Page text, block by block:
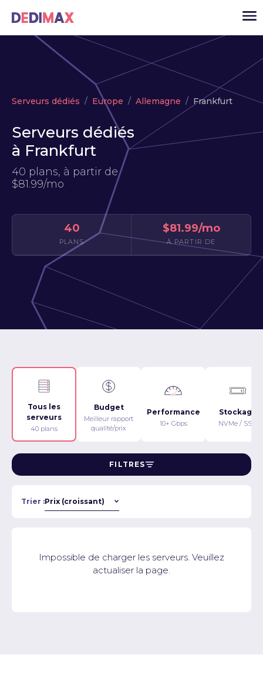
VPS
Serveurs dédiés
USD▾
MON ESPACE
Serveurs dédiés Europe Allemagne Frankfurt
Serveurs dédiés
à Frankfurt
40 plans, à partir de
$81.99/mo
40
PLANS
$81.99/mo
À PARTIR DE
Tous les
serveurs
40 plans
Budget
Meilleur rapport
qualité/prix
Performance
10+ Gbps
Stockage
NVMe / SSD
FILTRES
Trier :
Impossible de charger les serveurs. Veuillez
actualiser la page.